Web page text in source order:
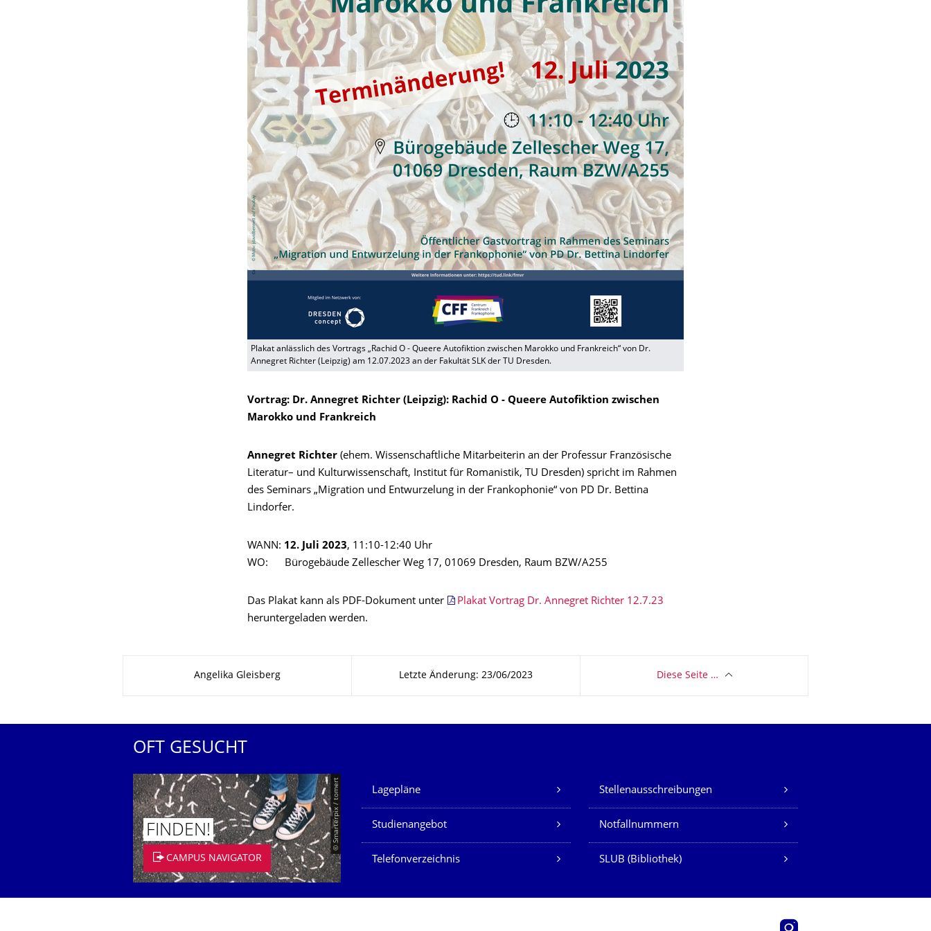
Plakat anlässlich des Vortrags „Rachid O - Queere Autofiktion zwischen Marokko und Frankreich“ von Dr.
Annegret Richter (Leipzig) am 12.07.2023 an der Fakultät SLK der TU Dresden.
Vortrag: Dr. Annegret Richter (Leipzig): Rachid O - Queere Autofiktion zwischen
Marokko und Frankreich
Annegret Richter (ehem. Wissenschaftliche Mitarbeiterin an der Professur Französische
Literatur– und Kulturwissenschaft, Institut für Romanistik, TU Dresden) spricht im Rahmen
des Seminars „Migration und Entwurzelung in der Frankophonie“ von PD Dr. Bettina
Lindorfer.
WANN: 12. Juli 2023, 11:10-12:40 Uhr
WO: Bürogebäude Zellescher Weg 17, 01069 Dresden, Raum BZW/A255
Das Plakat kann als PDF-Dokument unter
Plakat Vortrag Dr. Annegret Richter 12.7.23
heruntergeladen werden.
Angelika Gleisberg Letzte Änderung: 23/06/2023 Diese Seite …
OFT GESUCHT
© Smarterpix / tomert
FINDEN!
CAMPUS NAVIGATOR
Unsere Dienste
Lagepläne Stellenausschreibungen
Studienangebot Notfallnummern
Telefonverzeichnis SLUB (Bibliothek)
Instagram